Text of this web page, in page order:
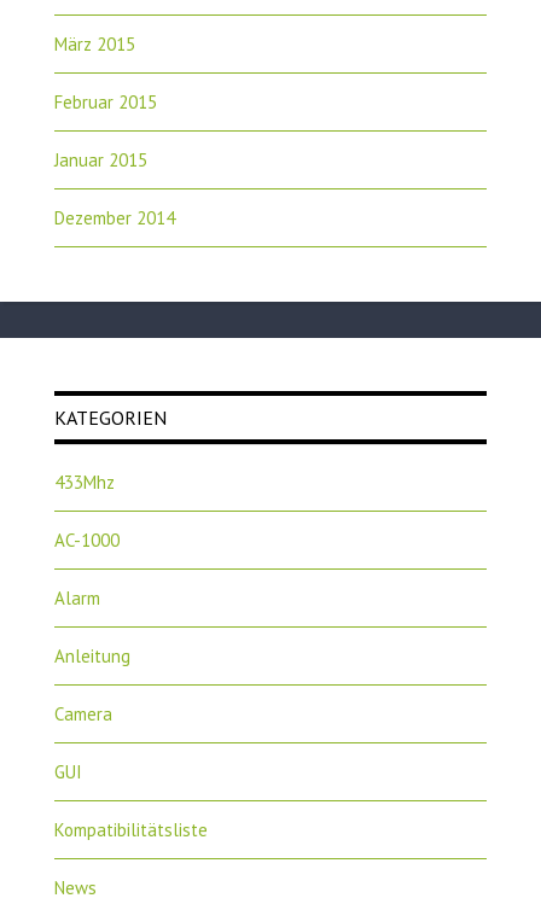
März 2015
Februar 2015
Januar 2015
Dezember 2014
KATEGORIEN
433Mhz
AC-1000
Alarm
Anleitung
Camera
GUI
Kompatibilitätsliste
News